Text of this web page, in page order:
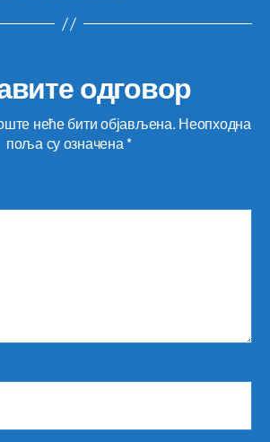
одговор
неће бити објављена. Неопходна
поља су означена*